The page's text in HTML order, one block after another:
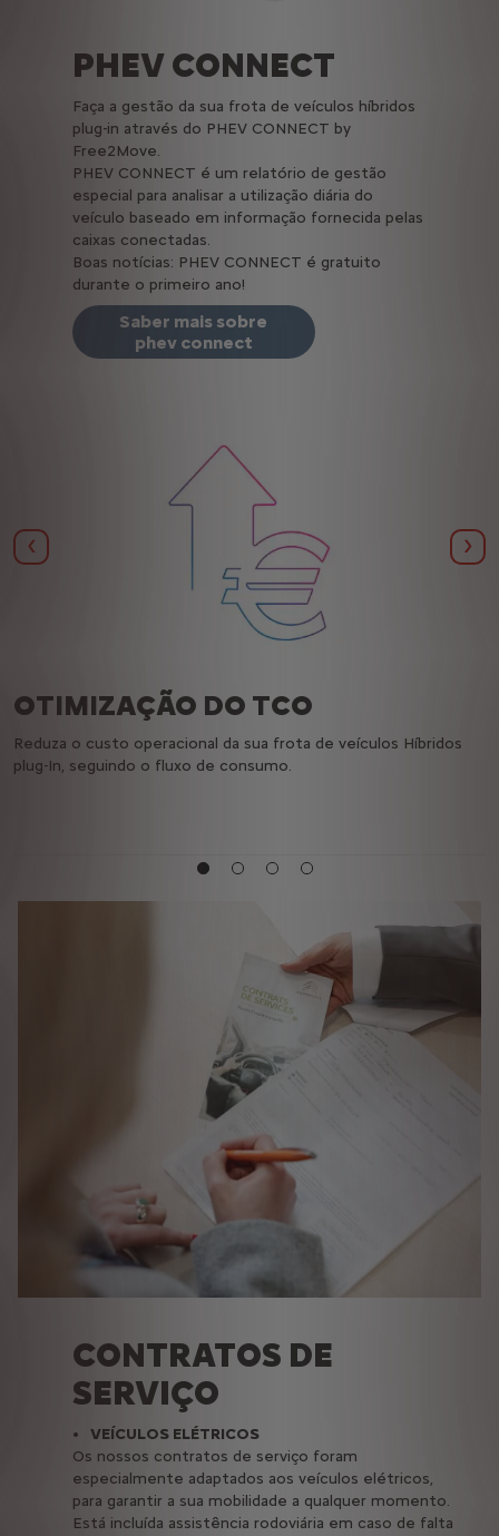
PHEV CONNECT
Faça a gestão da sua frota de veículos híbridos
plug-in através do PHEV CONNECT by
Free2Move.
PHEV CONNECT é um relatório de gestão
especial para analisar a utilização diária do
veículo baseado em informação fornecida pelas
caixas conectadas.
Boas notícias: PHEV CONNECT é gratuito
durante o primeiro ano!
Saber mais sobre
phev connect
Anterior
OTIMIZAÇÃO DO TCO
Reduza o custo operacional da sua frota de veículos Híbridos
plug-In, seguindo o fluxo de consumo.
CONTRATOS DE
SERVIÇO
VEÍCULOS ELÉTRICOS
Os nossos contratos de serviço foram
especialmente adaptados aos veículos elétricos,
para garantir a sua mobilidade a qualquer momento.
Está incluída assistência rodoviária em caso de falta